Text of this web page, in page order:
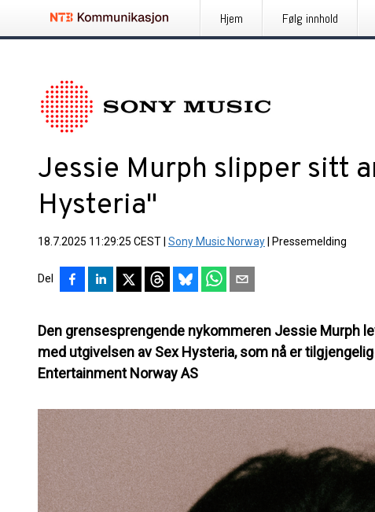
Hjem Følg innhold
Jessie Murph slipper sitt
Hysteria"
18.7.2025 11:29:25 CEST Sony Music Norway Pressemelding
Del
Den grensesprengende nykommeren Jessie Murph
med utgivelsen av Sex Hysteria, som nå er
Entertainment Norway AS